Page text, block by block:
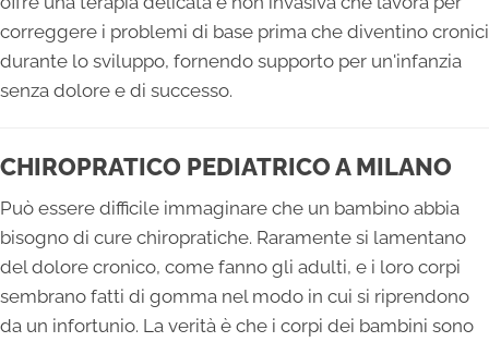
correggere i problemi di base prima che diventino cronici
durante lo sviluppo, fornendo supporto per un'infanzia
senza dolore e di successo.
CHIROPRATICO PEDIATRICO A MILANO
Può essere difficile immaginare che un bambino abbia
bisogno di cure chiropratiche. Raramente si lamentano
del dolore cronico, come fanno gli adulti, e i loro corpi
sembrano fatti di gomma nel modo in cui si riprendono
da un infortunio. La verità è che i corpi dei bambini sono